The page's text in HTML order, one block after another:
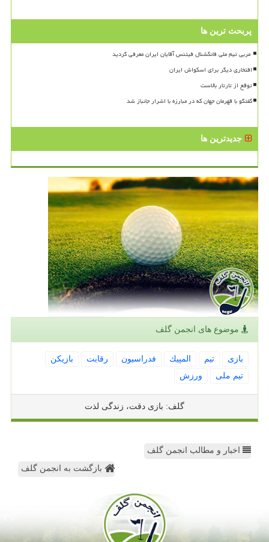
پربحث ترین ها
افتخاری دیگر برای اسکواش ایران
توقع از تارتار بالاست
گفتگو با قهرمان جهان که در مبارزه با اشرار جانباز شد
جدیدترین ها
موضوع های انجمن گلف
بازی تیم المپیك فدراسیون رقابت
بازیكن
تیم ملی
ورزش
گلف: بازی دقت، زندگی لذت
اخبار و مطالب انجمن گلف
بازگشت به انجمن گلف